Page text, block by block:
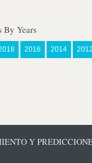
By Years
2016 2014 2012
Y